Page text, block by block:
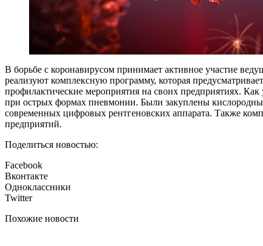
В борьбе с коронавирусом принимает активное участие
реализуют комплексную программу, которая
профилактические мероприятия на своих предприятиях.
при острых формах пневмонии. Были закуплены
современных цифровых рентгеновских аппарата. Также
предприятий.
Поделиться новостью:
Facebook
Вконтакте
Одноклассники
Twitter
Похожие новости